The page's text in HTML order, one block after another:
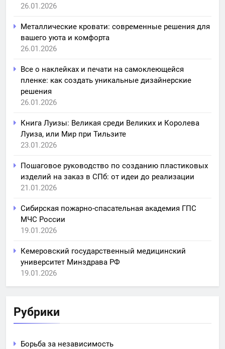
26.01.2026
Металлические кровати: современные решения для
вашего уюта и комфорта
26.01.2026
Все о наклейках и печати на самоклеющейся
пленке: как создать уникальные дизайнерские
решения
26.01.2026
Книга Луизы: Великая среди Великих и Королева
Луиза, или Мир при Тильзите
23.01.2026
Пошаговое руководство по созданию пластиковых
изделий на заказ в СПб: от идеи до реализации
21.01.2026
Сибирская пожарно-спасательная академия ГПС
МЧС России
19.01.2026
Кемеровский государственный медицинский
университет Минздрава РФ
19.01.2026
Рубрики
Борьба за независимость